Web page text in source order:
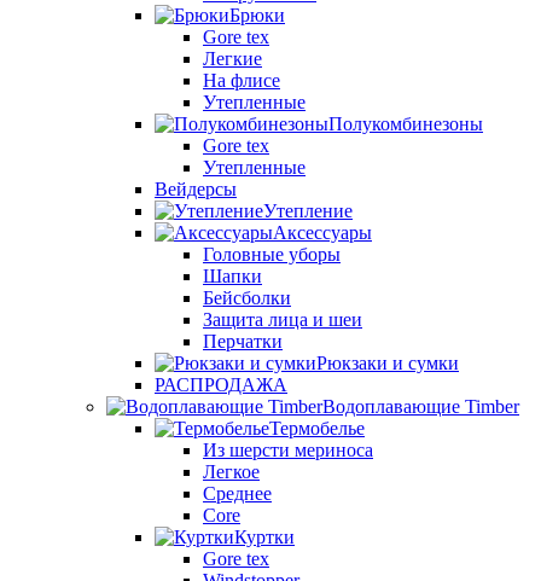
Брюки
Gore tex
Легкие
На флисе
Утепленные
Полукомбинезоны
Gore tex
Утепленные
Вейдерсы
Утепление
Аксессуары
Головные уборы
Шапки
Бейсболки
Защита лица и шеи
Перчатки
Рюкзаки и сумки
РАСПРОДАЖА
Водоплавающие Timber
Термобелье
Из шерсти мериноса
Легкое
Среднее
Core
Куртки
Gore tex